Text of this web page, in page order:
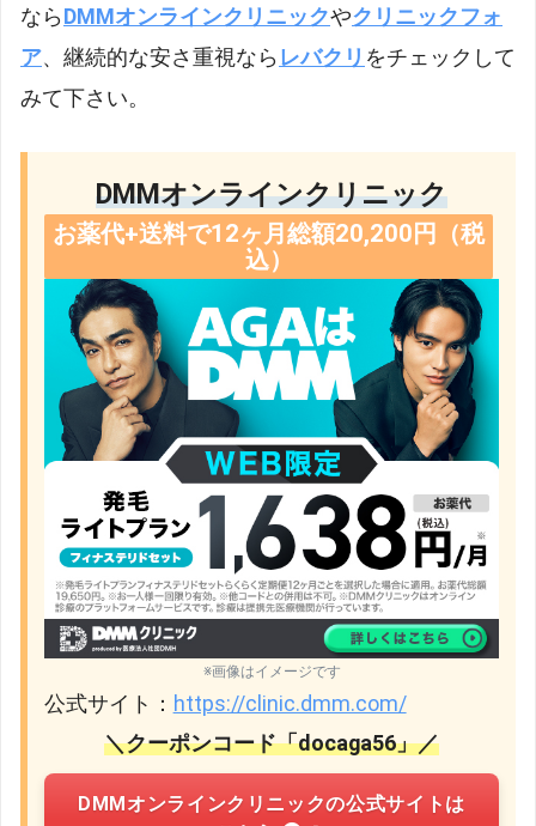
ならDMMオンラインクリニックやクリニックフォ
ア、継続的な安さ重視なら レバクリ をチェックして
みて下さい。
DMMオンラインクリニック
お薬代+送料で12ヶ月総額20,200円（税
込）
※画像はイメージです
公式サイト： https://clinic.dmm.com/
＼クーポンコード「docaga56」／
DMMオンラインクリニックの公式サイトは